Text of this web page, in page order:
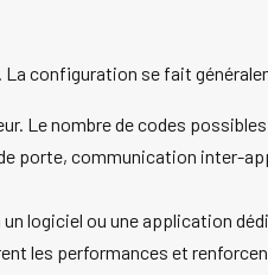
configuration se fait
Le nombre de codes
porte, communication inter-
logiciel ou une application
les performances et